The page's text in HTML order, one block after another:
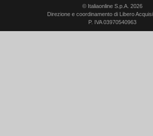
© Italiaonline S.p.A. 2026
Direzione e coordinamento di Libero
P. IVA 03970540963